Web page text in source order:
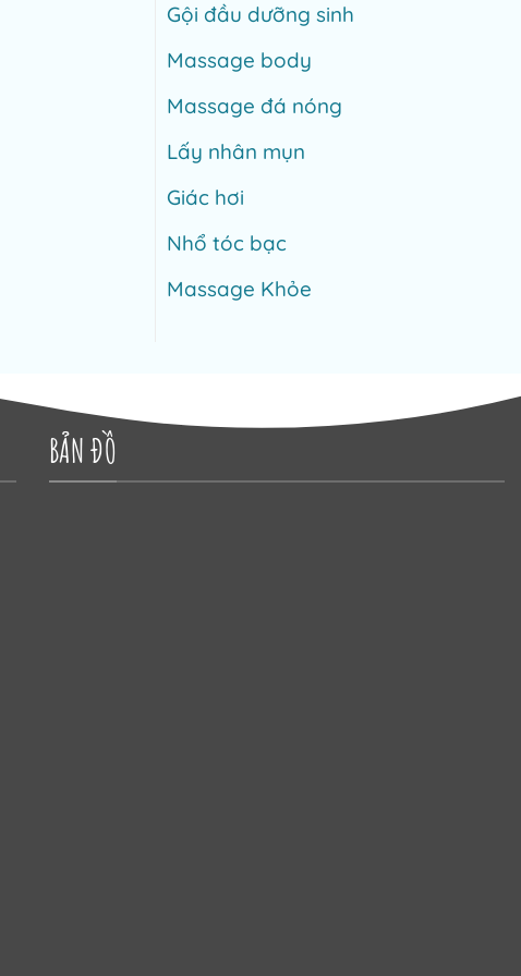
Gội đầu dưỡng sinh
Massage body
Massage đá nóng
Lấy nhân mụn
Giác hơi
Nhổ tóc bạc
Massage Khỏe
BẢN ĐỒ